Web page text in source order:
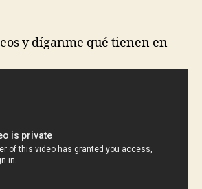
y díganme qué tienen en